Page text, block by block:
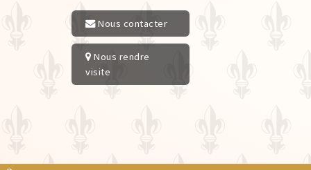
Nous contacter
Nous rendre
visite